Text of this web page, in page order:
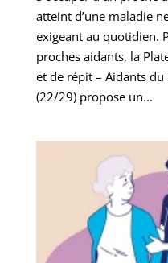
atteint d’une maladie
exigeant au quotidien.
proches aidants, la
et de répit – Aidants du
(22/29) propose un...